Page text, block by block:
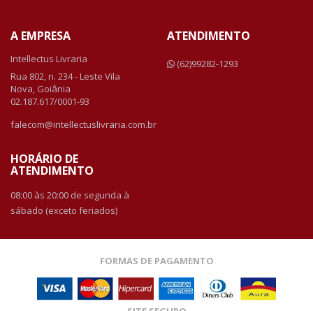
A EMPRESA
Intellectus Livraria
Rua 802, n. 234 - Leste Vila
Nova, Goiânia
02.187.617/0001-93
falecom@intellectuslivraria.com.br
HORÁRIO DE
ATENDIMENTO
08:00 às 20:00 de segunda à
sábado (exceto feriados)
ATENDIMENTO
(62)99282-1293
FORMAS DE PAGAMENTO